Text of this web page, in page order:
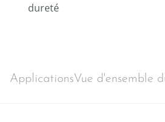
dureté
ApplicationsVue d'ensemble